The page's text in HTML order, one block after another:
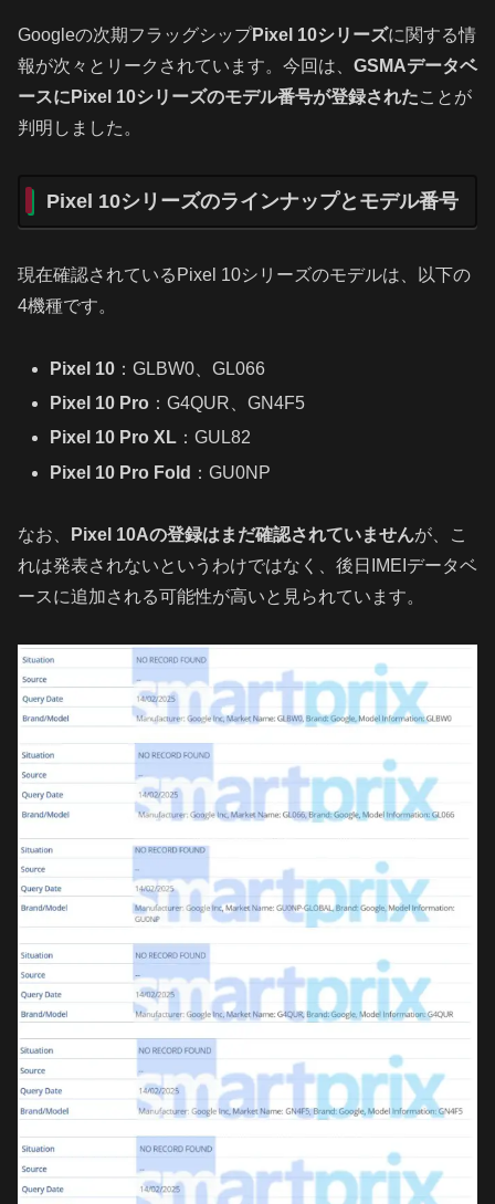
Googleの次期フラッグシップPixel 10シリーズに関する情
報が次々とリークされています。今回は、 GSMAデータベ
ースにPixel 10シリーズのモデル番号が登録されたことが
判明しました。
Pixel 10シリーズのラインナップとモデル番号
現在確認されているPixel 10シリーズのモデルは、以下の
4機種です。
Pixel 10 ：GLBW0、GL066
Pixel 10 Pro ：G4QUR、GN4F5
Pixel 10 Pro XL ：GUL82
Pixel 10 Pro Fold ：GU0NP
なお、 Pixel 10Aの登録はまだ確認されていませんが、こ
れは発表されないというわけではなく、後日IMEIデータベ
ースに追加される可能性が高いと見られています。